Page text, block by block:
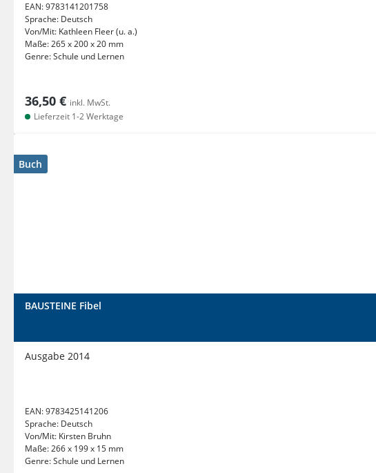
EAN:9783141201758
Sprache: Deutsch
Von/Mit: Kathleen Fleer (u. a.)
Maße:265 x 200 x 20 mm
Genre:Schule und Lernen
36,50 € inkl. MwSt.
Lieferzeit 1-2 Werktage
Buch
BAUSTEINE Fibel
Ausgabe 2014
EAN:9783425141206
Sprache: Deutsch
Von/Mit: Kirsten Bruhn
Maße:266 x 199 x 15 mm
Genre:Schule und Lernen